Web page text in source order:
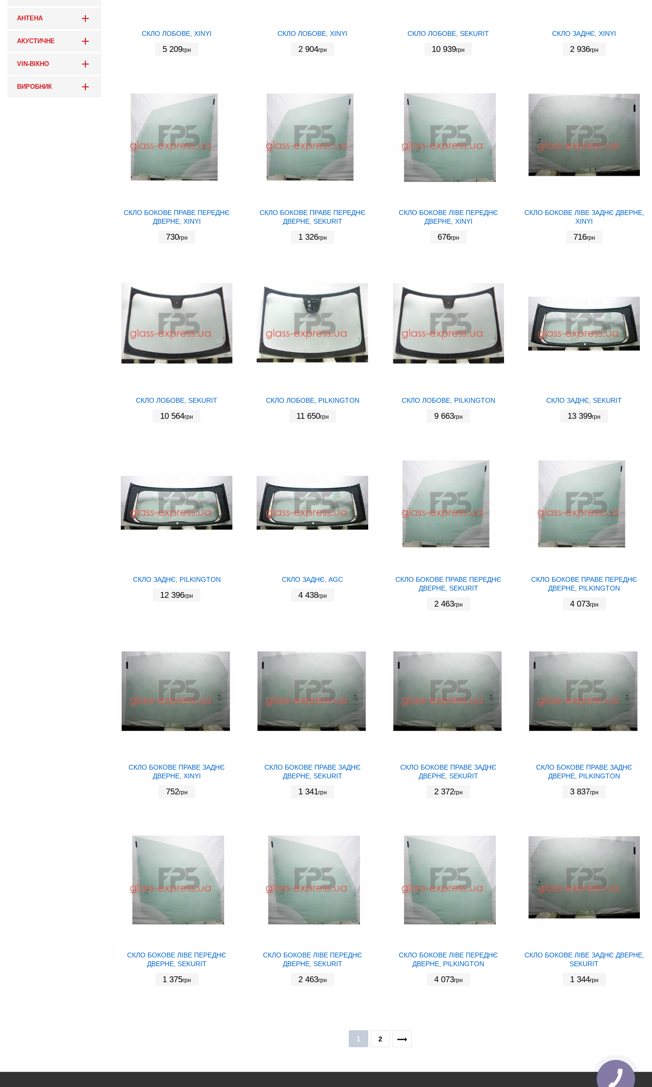
АНТЕНА
АКУСТИЧНЕ
VIN-ВІКНО
ВИРОБНИК
СКЛО ЛОБОВЕ, XINYI
5 209грн
СКЛО ЛОБОВЕ, XINYI
2 904грн
СКЛО ЛОБОВЕ, SEKURIT
10 939грн
СКЛО ЗАДНЄ, XINYI
2 936грн
СКЛО БОКОВЕ ПРАВЕ ПЕРЕДНЄ
ДВЕРНЕ, XINYI
730грн
СКЛО БОКОВЕ ПРАВЕ ПЕРЕДНЄ
ДВЕРНЕ, SEKURIT
1 326грн
СКЛО БОКОВЕ ЛІВЕ ПЕРЕДНЄ
ДВЕРНЕ, XINYI
676грн
СКЛО БОКОВЕ ЛІВЕ ЗАДНЄ ДВЕРНЕ,
XINYI
716грн
СКЛО ЛОБОВЕ, SEKURIT
10 564грн
СКЛО ЛОБОВЕ, PILKINGTON
11 650грн
СКЛО ЛОБОВЕ, PILKINGTON
9 663грн
СКЛО ЗАДНЄ, SEKURIT
13 399грн
СКЛО ЗАДНЄ, PILKINGTON
12 396грн
СКЛО ЗАДНЄ, AGC
4 438грн
СКЛО БОКОВЕ ПРАВЕ ПЕРЕДНЄ
ДВЕРНЕ, SEKURIT
2 463грн
СКЛО БОКОВЕ ПРАВЕ ПЕРЕДНЄ
ДВЕРНЕ, PILKINGTON
4 073грн
СКЛО БОКОВЕ ПРАВЕ ЗАДНЄ
ДВЕРНЕ, XINYI
752грн
СКЛО БОКОВЕ ПРАВЕ ЗАДНЄ
ДВЕРНЕ, SEKURIT
1 341грн
СКЛО БОКОВЕ ПРАВЕ ЗАДНЄ
ДВЕРНЕ, SEKURIT
2 372грн
СКЛО БОКОВЕ ПРАВЕ ЗАДНЄ
ДВЕРНЕ, PILKINGTON
3 837грн
СКЛО БОКОВЕ ЛІВЕ ПЕРЕДНЄ
ДВЕРНЕ, SEKURIT
1 375грн
СКЛО БОКОВЕ ЛІВЕ ПЕРЕДНЄ
ДВЕРНЕ, SEKURIT
2 463грн
СКЛО БОКОВЕ ЛІВЕ ПЕРЕДНЄ
ДВЕРНЕ, PILKINGTON
4 073грн
СКЛО БОКОВЕ ЛІВЕ ЗАДНЄ ДВЕРНЕ,
SEKURIT
1 344грн
1 2